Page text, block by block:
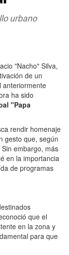
urbano
"Nacho" Silva,
de un
anteriormente
ha sido
"Papa
rendir homenaje
gesto que, según
embargo, más
en la importancia
de programas
que el
en la zona y
para que